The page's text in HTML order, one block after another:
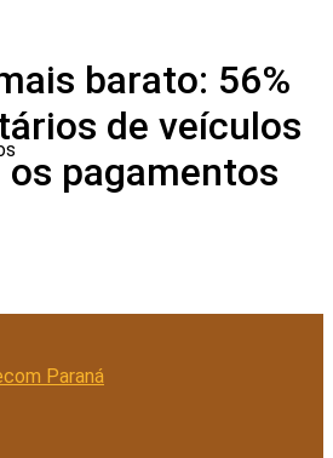
barato: 56%
de veículos
pagamentos